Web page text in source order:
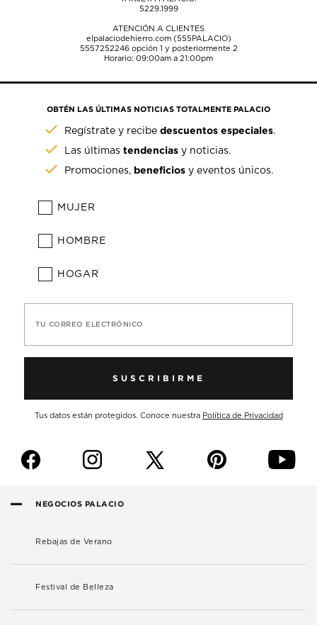
5229.1999
ATENCIÓN A CLIENTES
elpalaciodehierro.com (555PALACIO)
5557252246opción 1 y posteriormente 2
Horario: 09:00am a 21:00pm
OBTÉN LAS ÚLTIMAS NOTICIAS TOTALMENTE PALACIO
Regístrate y recibedescuentos especiales.
Las últimastendencias y noticias.
Promociones, beneficios y eventos únicos.
MUJER
HOMBRE
HOGAR
TU CORREO ELECTRÓNICO
SUSCRIBIRME
Tus datos están protegidos. Conoce nuestra Política de Privacidad
f i p y
NEGOCIOS PALACIO
Rebajas de Verano
Festival de Belleza